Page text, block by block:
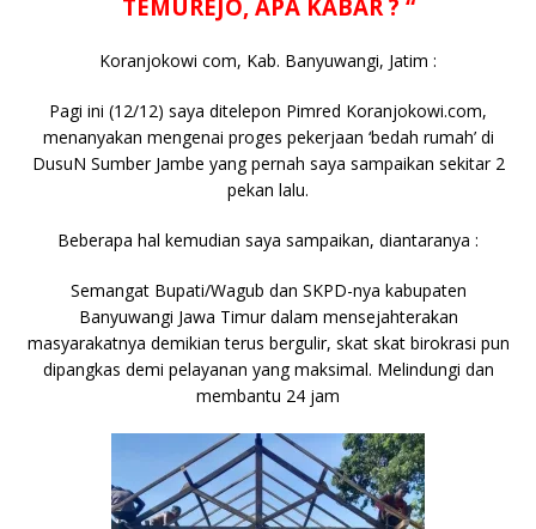
k
p
n
k
r
TEMUREJO, APA KABAR ? “
Koranjokowi com, Kab. Banyuwangi, Jatim :
Pagi ini (12/12) saya ditelepon Pimred Koranjokowi.com,
menanyakan mengenai proges pekerjaan ‘bedah rumah’ di
DusuN Sumber Jambe yang pernah saya sampaikan sekitar 2
pekan lalu.
Beberapa hal kemudian saya sampaikan, diantaranya :
Semangat Bupati/Wagub dan SKPD-nya kabupaten
Banyuwangi Jawa Timur dalam mensejahterakan
masyarakatnya demikian terus bergulir, skat skat birokrasi pun
dipangkas demi pelayanan yang maksimal. Melindungi dan
membantu 24 jam